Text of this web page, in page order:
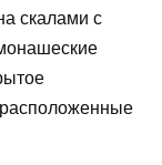
скалами с
расположенные